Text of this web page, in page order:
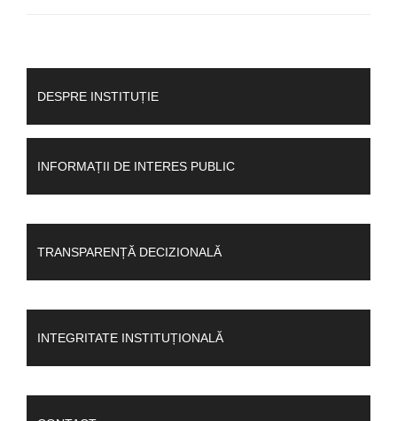
DESPRE INSTITUȚIE
INFORMAȚII DE INTERES PUBLIC
TRANSPARENȚĂ DECIZIONALĂ
INTEGRITATE INSTITUȚIONALĂ